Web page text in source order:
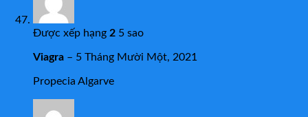
Được xếp hạng 2 5 sao
Viagra – 5 Tháng Mười Một, 2021
Propecia Algarve